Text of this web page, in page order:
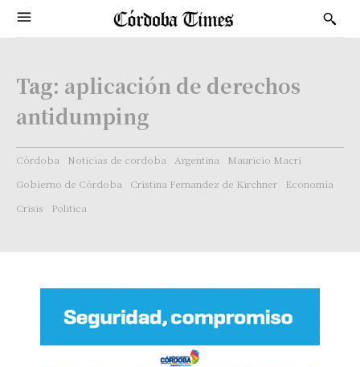
Tag: aplicación de derechos
antidumping
Córdoba Noticias de cordoba Argentina
Mauricio Macri
Gobierno de Córdoba
Cristina Fernandez de Kirchner
Economía
Crisis
Politica